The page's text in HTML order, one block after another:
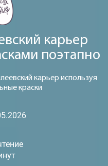
карьер
поэтапно
карьер используя
краски